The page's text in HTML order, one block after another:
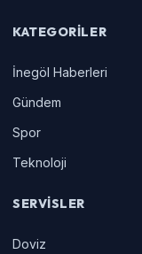
KATEGORILER
İnegöl Haberleri
Gündem
Spor
Teknoloji
SERVISLER
Doviz